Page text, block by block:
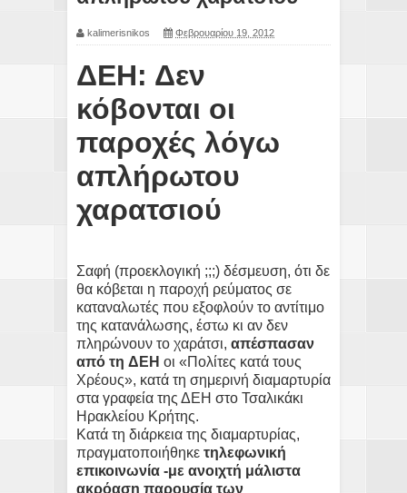
kalimerisnikos Φεβρουαρίου 19, 2012
ΔΕΗ: Δεν
κόβονται οι
παροχές λόγω
απλήρωτου
χαρατσιού
Σαφή (προεκλογική ;;;) δέσμευση, ότι δε
θα κόβεται η παροχή ρεύματος σε
καταναλωτές που εξοφλούν το αντίτιμο
της κατανάλωσης, έστω κι αν δεν
πληρώνουν το χαράτσι, απέσπασαν
από τη ΔΕΗ οι «Πολίτες κατά τους
Χρέους», κατά τη σημερινή διαμαρτυρία
στα γραφεία της ΔΕΗ στο Τσαλικάκι
Ηρακλείου Κρήτης.
Κατά τη διάρκεια της διαμαρτυρίας,
πραγματοποιήθηκε τηλεφωνική
επικοινωνία -με ανοιχτή μάλιστα
ακρόαση παρουσία των